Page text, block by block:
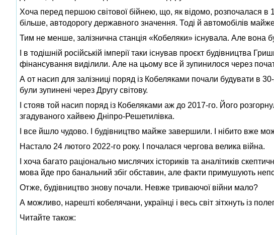
Хоча перед першою світової бійнею, що, як відомо, розпочалася в
більше, автодорогу державного значення. Тоді й автомобілів
Тим не менше, залізнична станція «Кобеляки» існувала. Але вона
І в тодішній російській імперії таки існував проєкт будівництва
фінансування виділили. Але на цьому все й зупинилося через
А от насип для залізниці поряд із Кобеляками почали будувати в
були зупинені через Другу світову.
І стояв той насип поряд із Кобеляками аж до 2017-го. Його
згадуваного хайвею Дніпро-Решетилівка.
І все йшло чудово. І будівництво майже завершили. І нібито вже
Настало 24 лютого 2022-го року. І почалася чергова велика війна.
І хоча багато раціонально мислячих істориків та аналітиків
мова йде про банальний збіг обставин, але факти примушують
Отже, будівництво знову почали. Невже триваючої війни мало?
А можливо, нарешті кобелячани, українці і весь світ зітхнуть із
Читайте також: